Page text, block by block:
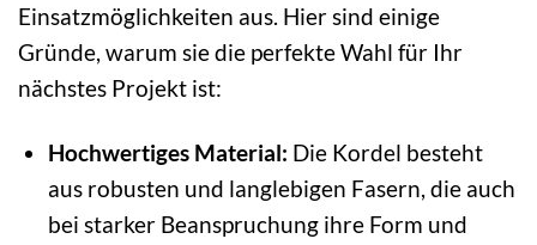
Einsatzmöglichkeiten aus. Hier sind einige
Gründe, warum sie die perfekte Wahl für Ihr
nächstes Projekt ist:
Hochwertiges Material: Die Kordel besteht
aus robusten und langlebigen Fasern, die auch
bei starker Beanspruchung ihre Form und